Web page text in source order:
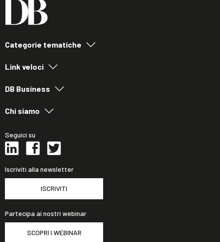
Categorie tematiche
Link veloci
DB Business
Chi siamo
Seguici su
Iscriviti alla newsletter
ISCRIVITI
Partecipa ai nostri webinar
SCOPRI I WEBINAR